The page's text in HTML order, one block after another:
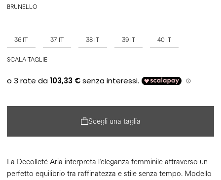
BRUNELLO
36 IT 37 IT 38 IT 39 IT 40 IT
SCALA TAGLIE
Scegli una taglia
La Decolleté Aria interpreta l’eleganza femminile attraverso un
perfetto equilibrio tra raffinatezza e stile senza tempo. Modello